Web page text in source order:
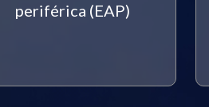
periférica (EAP)